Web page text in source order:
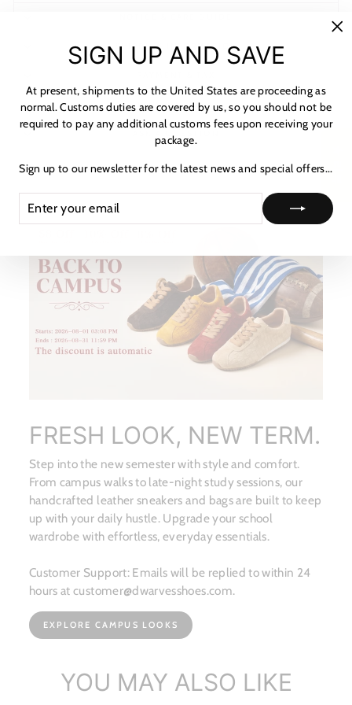
SHIPPING INFORMATION
HOW TO TRACK
ASK A QUESTION
FRESH LOOK, NEW TERM.
Step into the new semester with style and comfort.
From campus walks to late-night study sessions, our
handcrafted leather sneakers and bags are built to keep
up with your daily hustle. Upgrade your school
wardrobe with effortless, everyday essentials.
Customer Support: Emails will be replied to within 24
hours at customer@dwarvesshoes.com.
EXPLORE CAMPUS LOOKS
YOU MAY ALSO LIKE
SIGN UP AND SAVE
At present, shipments to the United States are proceeding as
normal. Customs duties are covered by us, so you should not be
required to pay any additional customs fees upon receiving your
package.
Sign up to our newsletter for the latest news and special offers...
YOUR
EMAIL
★ 리뷰